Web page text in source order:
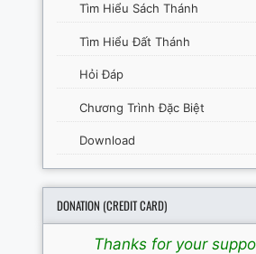
Tìm Hiểu Sách Thánh
Tìm Hiểu Đất Thánh
Hỏi Đáp
Chương Trình Đặc Biệt
Download
DONATION (CREDIT CARD)
Thanks for your